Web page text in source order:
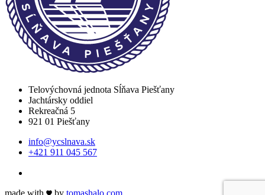
Telovýchovná jednota Sĺňava Piešťany
Jachtársky oddiel
Rekreačná 5
921 01 Piešťany
info@ycslnava.sk
+421 911 045 567
made with by tomashalo .com